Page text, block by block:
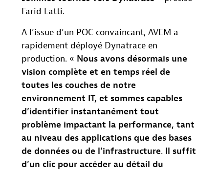
Farid Latti.
A l’issue d’un POC convaincant, AVEM a
rapidement déployé Dynatrace en
production. « Nous avons désormais une
vision complète et en temps réel de
toutes les couches de notre
environnement IT, et sommes capables
d’identifier instantanément tout
problème impactant la performance, tant
au niveau des applications que des bases
de données ou de l’infrastructure. Il suffit
d’un clic pour accéder au détail du